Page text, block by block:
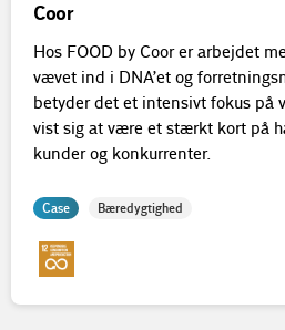
Coor
Hos FOOD by Coor er arbejdet
vævet ind i DNA’et og
betyder det et intensivt fokus på
vist sig at være et stærkt kort på
kunder og konkurrenter.
Case Bæredygtighed